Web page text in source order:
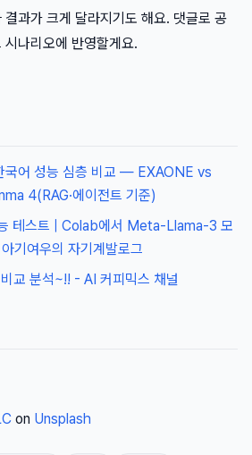
과가 크게 달라지기도 해요. 댓글로 공
나리오에 반영할게요.
어 성능 심층 비교 — EXAONE vs
4(RAG·에이전트 기준)
테스트 | Colab에서 Meta-Llama-3 모
기여우의 자기계발로그
교 분석~!! - AI 커피믹스 채널
on Unsplash